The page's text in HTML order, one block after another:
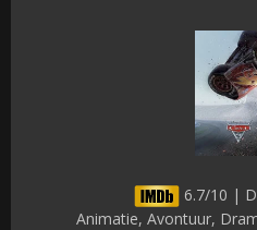
6.7/10 |
Animatie, Avontuur,